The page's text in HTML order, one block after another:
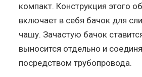
компакт. Конструкция этого
включает в себя бачок для
чашу. Зачастую бачок
выносится отдельно и
посредством трубопровода.